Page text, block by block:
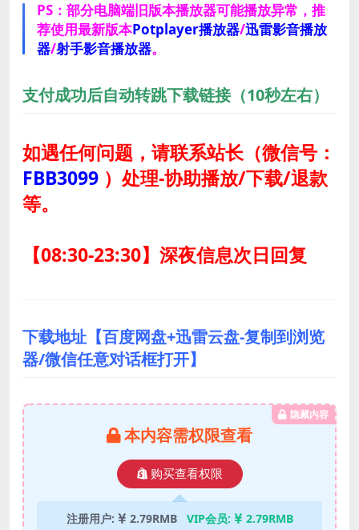
PS：部分电脑端旧版本播放器可能播放异常，推
荐使用最新版本Potplayer播放器/迅雷影音播放
器/射手影音播放器。
支付成功后自动转跳下载链接（10秒左右）
如遇任何问题，请联系站长（微信号：
FBB3099 ） 处理-协助播放/下载/退款
等。
【08:30-23:30】深夜信息次日回复
下载地址【百度网盘+迅雷云盘-复制到浏览
器/微信任意对话框打开】
隐藏内容
本内容需权限查看
购买查看权限
注册用户: 2.79RMB VIP会员:
2.79RMB